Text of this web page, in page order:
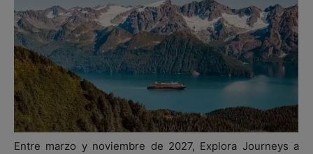
Entre marzo y noviembre de 2027, Explora Journeys a